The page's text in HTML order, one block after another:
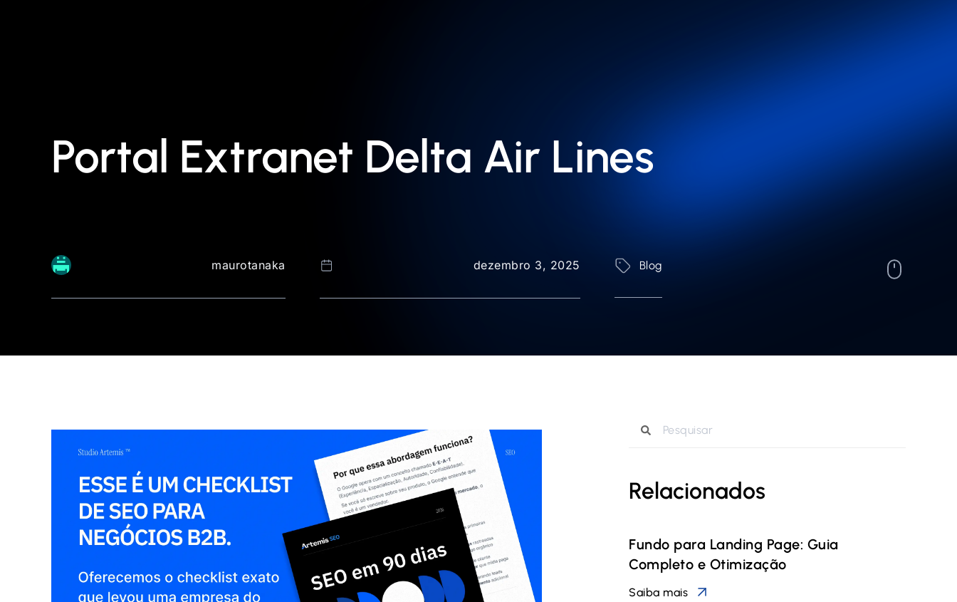
Portal Extranet Delta Air Lines
maurotanaka dezembro 3, 2025 Blog
Relacionados
Fundo para Landing Page: Guia
Completo e Otimização
Saiba mais